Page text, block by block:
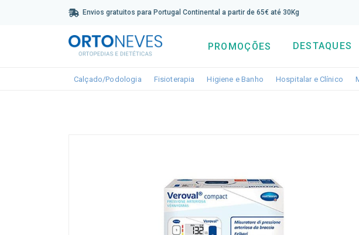
Envios gratuitos para Portugal Continental a partir de 65€ até 30Kg
PROMOÇÕES DESTAQUES
Calçado/Podologia Toggle dropdown
Fisioterapia Toggle dropdown
Higiene e Banho Toggle dropdown
Hospitalar e Clínico
Subscreva aqui a nossa